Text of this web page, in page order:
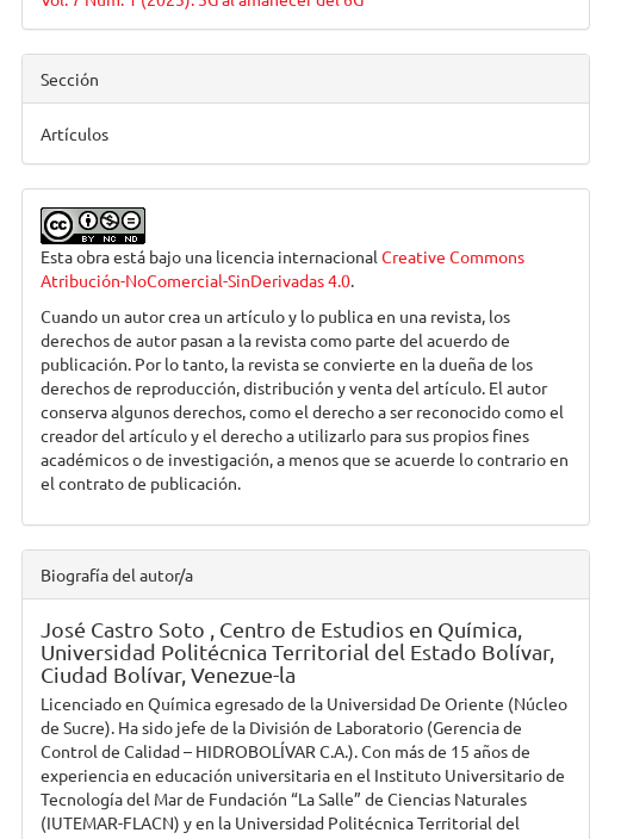
Sección
Artículos
Esta obra está bajo una licencia internacionalCreative Commons
Atribución-NoComercial-SinDerivadas 4.0.
Cuando un autor crea un artículo y lo publica en una revista, los
derechos de autor pasan a la revista como parte del acuerdo de
publicación. Por lo tanto, la revista se convierte en la dueña de los
derechos de reproducción, distribución y venta del artículo. El autor
conserva algunos derechos, como el derecho a ser reconocido como el
creador del artículo y el derecho a utilizarlo para sus propios fines
académicos o de investigación, a menos que se acuerde lo contrario en
el contrato de publicación.
Biografía del autor/a
José Castro Soto , Centro de Estudios en Química,
Universidad Politécnica Territorial del Estado Bolívar,
Ciudad Bolívar, Venezue-la
Licenciado en Química egresado de la Universidad De Oriente (Núcleo
de Sucre). Ha sido jefe de la División de Laboratorio (Gerencia de
Control de Calidad – HIDROBOLÍVAR C.A.). Con más de 15 años de
experiencia en educación universitaria en el Instituto Universitario de
Tecnología del Mar de Fundación “La Salle” de Ciencias Naturales
(IUTEMAR-FLACN) y en la Universidad Politécnica Territorial del